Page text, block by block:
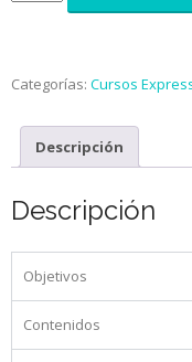
Categorías: Cursos
Descripción
Descripción
Objetivos
Contenidos